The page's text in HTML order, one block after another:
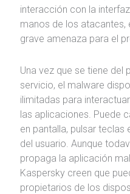
interacción con la
manos de los atacantes,
grave amenaza para el
Una vez que se tiene del
servicio, el malware
ilimitadas para
las aplicaciones. Puede
en pantalla, pulsar
del usuario. Aunque
propaga la aplicación
Kaspersky creen que
propietarios de los